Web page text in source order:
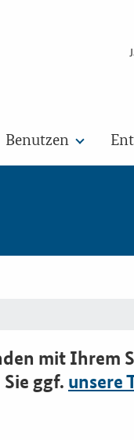
Benutzen
mit Ihrem
ggf. unsere